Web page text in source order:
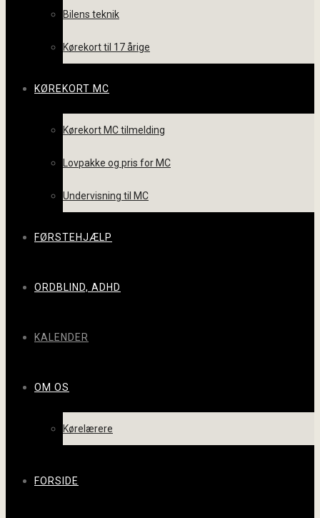
Bilens teknik
Kørekort til 17 årige
KØREKORT MC
Kørekort MC tilmelding
Lovpakke og pris for MC
Undervisning til MC
FØRSTEHJÆLP
ORDBLIND, ADHD
KALENDER
OM OS
Kørelærere
FORSIDE